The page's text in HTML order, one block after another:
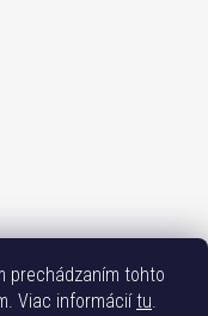
prechádzaním tohto
Viac informáciítu.